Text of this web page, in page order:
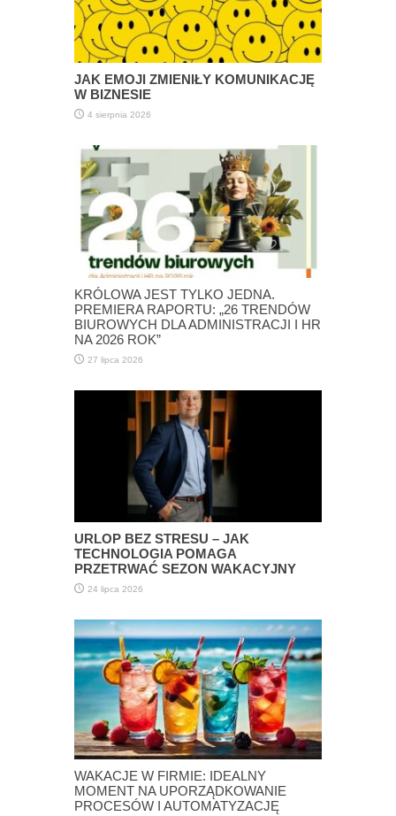
JAK EMOJI ZMIENIŁY KOMUNIKACJĘ
W BIZNESIE
4 sierpnia 2026
KRÓLOWA JEST TYLKO JEDNA.
PREMIERA RAPORTU: „26 TRENDÓW
BIUROWYCH DLA ADMINISTRACJI I HR
NA 2026 ROK”
27 lipca 2026
URLOP BEZ STRESU – JAK
TECHNOLOGIA POMAGA
PRZETRWAĆ SEZON WAKACYJNY
24 lipca 2026
WAKACJE W FIRMIE: IDEALNY
MOMENT NA UPORZĄDKOWANIE
PROCESÓW I AUTOMATYZACJĘ